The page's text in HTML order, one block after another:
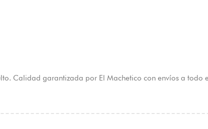
Calidad garantizada por El Machetico con envíos a todo